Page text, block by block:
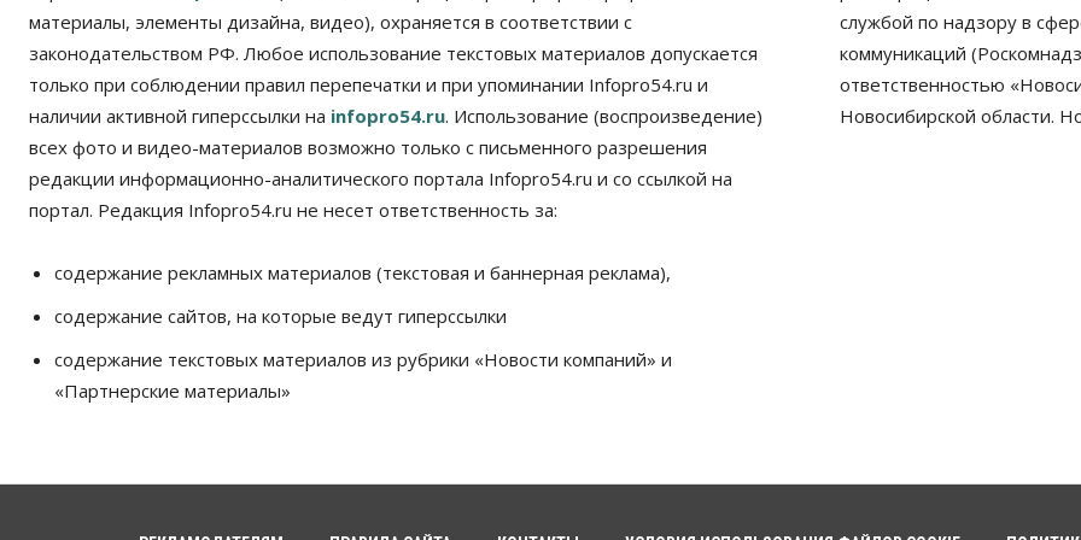
материалы, элементы дизайна, видео), охраняется в соответствии с
законодательством РФ. Любое использование текстовых материалов допускается
только при соблюдении правил перепечатки и при упоминании Infopro54.ru и
наличии активной гиперссылки на infopro54.ru. Использование (воспроизведение)
всех фото и видео-материалов возможно только с письменного разрешения
редакции информационно-аналитического портала Infopro54.ru и со ссылкой на
портал. Редакция Infopro54.ru не несет ответственность за:
содержание рекламных материалов (текстовая и баннерная реклама),
содержание сайтов, на которые ведут гиперссылки
содержание текстовых материалов из рубрики «Новости компаний» и
«Партнерские материалы»
службой по надзору в
коммуникаций
ответственностью
Новосибирской области.